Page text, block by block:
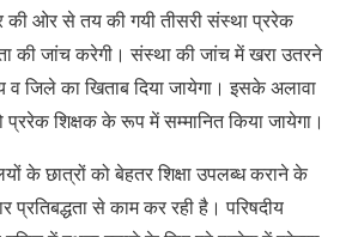
की ओर से तय की गयी तीसरी संस्था प्ररेक
की जांच करेगी। संस्था की जांच में खरा उतरने
व जिले का खिताब दिया जायेगा। इसके अलावा
प्ररेक शिक्षक के रूप में सम्मानित किया जायेगा।
के छात्रों को बेहतर शिक्षा उपलब्ध कराने के
प्रतिबद्धता से काम कर रही है। परिषदीय